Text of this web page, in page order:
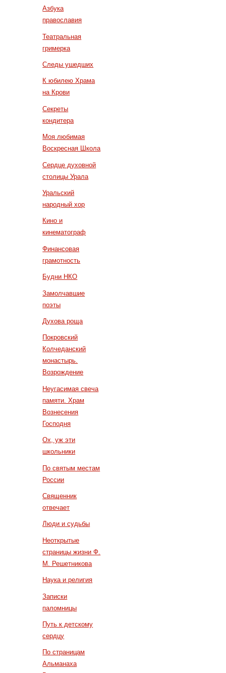
Азбука
православия
Театральная
гримерка
Следы ушедших
К юбилею Храма
на Крови
Секреты
кондитера
Моя любимая
Воскресная Школа
Сердце духовной
столицы Урала
Уральский
народный хор
Кино и
кинематограф
Финансовая
грамотность
Будни НКО
Замолчавшие
поэты
Духова роща
Покровский
Колчеданский
монастырь.
Возрождение
Неугасимая свеча
памяти. Храм
Вознесения
Господня
Ох, уж эти
школьники
По святым местам
России
Священник
отвечает
Люди и судьбы
Неоткрытые
страницы жизни Ф.
М. Решетникова
Наука и религия
Записки
паломницы
Путь к детскому
сердцу
По страницам
Альманаха